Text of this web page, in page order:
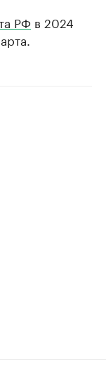
РФ в 2024